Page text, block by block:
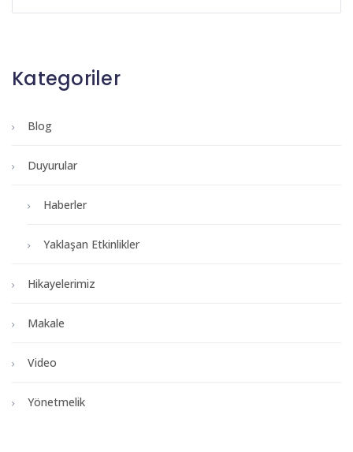
Kategoriler
Blog
Duyurular
Haberler
Yaklaşan Etkinlikler
Hikayelerimiz
Makale
Video
Yönetmelik